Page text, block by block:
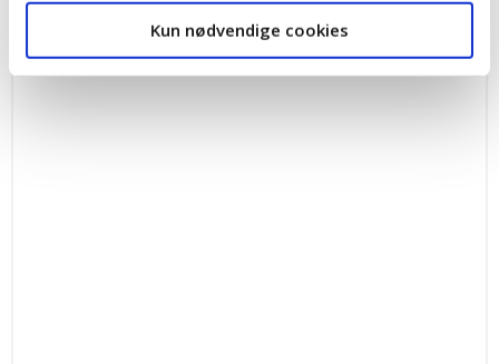
Kun nødvendige cookies